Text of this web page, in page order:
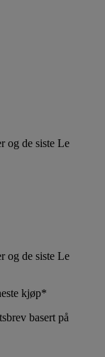
og de siste Le
og de siste Le
kjøp*
basert på